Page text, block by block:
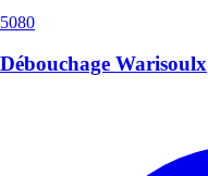
5080
Débouchage Warisoulx